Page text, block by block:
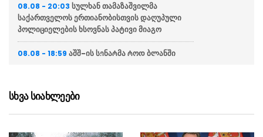
08.08 - 20:03 სულხან თამაზაშვილმა
საქართველოს ერთიანობისთვის დაღუპული
პოლიციელების ხსოვნას პატივი მიაგო
08.08 - 18:59 აშშ-ის სენატმა ტოდ ბლანში
08.08 - 18:38“მე და გია ბარამიძე ერთად
სხვა სიახლეები